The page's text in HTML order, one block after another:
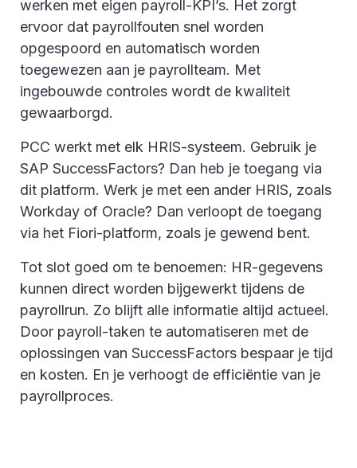
werken met eigen payroll-KPI’s. Het zorgt
ervoor dat payrollfouten snel worden
opgespoord en automatisch worden
toegewezen aan je payrollteam. Met
ingebouwde controles wordt de kwaliteit
gewaarborgd.
PCC werkt met elk HRIS-systeem. Gebruik je
SAP SuccessFactors? Dan heb je toegang via
dit platform. Werk je met een ander HRIS, zoals
Workday of Oracle? Dan verloopt de toegang
via het Fiori-platform, zoals je gewend bent.
Tot slot goed om te benoemen: HR-gegevens
kunnen direct worden bijgewerkt tijdens de
payrollrun. Zo blijft alle informatie altijd actueel.
Door payroll-taken te automatiseren met de
oplossingen van SuccessFactors bespaar je tijd
en kosten. En je verhoogt de efficiëntie van je
payrollproces.